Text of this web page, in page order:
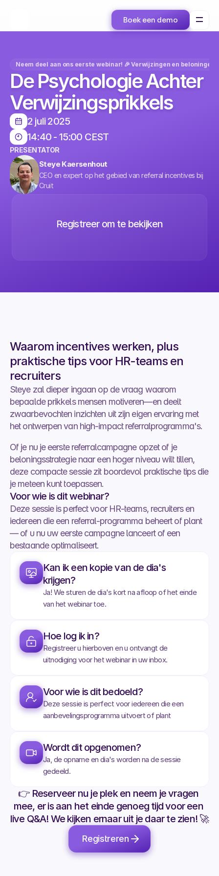
Boek een demo
Neem deel aan ons eerste webinar! 🎉 Verwijzingen en beloningen
De Psychologie Achter
Verwijzingsprikkels
2 juli 2025
14:40 - 15:00 CEST
PRESENTATOR
Steye Kaersenhout
CEO en expert op het gebied van referral incentives bij
Cruit
Registreer om te bekijken
Waarom incentives werken, plus
praktische tips voor HR-teams en
recruiters
Steye zal dieper ingaan op de vraag waarom
bepaalde prikkels mensen motiveren—en deelt
zwaarbevochten inzichten uit zijn eigen ervaring met
het ontwerpen van high-impact referralprogramma's.
Of je nu je eerste referralcampagne opzet of je
beloningsstrategie naar een hoger niveau wilt tillen,
deze compacte sessie zit boordevol praktische tips die
je meteen kunt toepassen.
Voor wie is dit webinar?
Deze sessie is perfect voor HR-teams, recruiters en
iedereen die een referral-programma beheert of plant
— of u nu uw eerste campagne lanceert of een
bestaande optimaliseert.
Kan ik een kopie van de dia's
krijgen?
Ja! We sturen de dia's kort na afloop of het einde
van het webinar toe.
Hoe log ik in?
Registreer u hierboven en u ontvangt de
uitnodiging voor het webinar in uw inbox.
Voor wie is dit bedoeld?
Deze sessie is perfect voor iedereen die een
aanbevelingsprogramma uitvoert of plant
Wordt dit opgenomen?
Ja, de opname en dia's worden na de sessie
gedeeld.
👉 Reserveer nu je plek en neem je vragen
mee, er is aan het einde genoeg tijd voor een
live Q&A! We kijken ernaar uit je daar te zien! 🚀
Registreren